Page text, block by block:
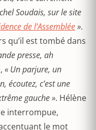
Soudais, sur le site
de l’Assemblée».
qu’il est tombé dans
presse, ah
« Un parjure, un
écoutez, c’est une
gauche ». Hélène
interrompue,
le mot